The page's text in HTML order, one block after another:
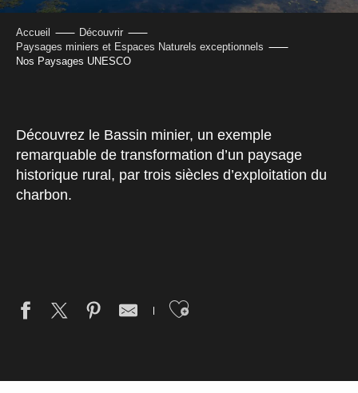
Accueil
Découvrir
Paysages miniers et Espaces Naturels exceptionnels
Nos Paysages UNESCO
Découvrez le Bassin minier, un exemple
remarquable de transformation d’un paysage
historique rural, par trois siècles d’exploitation du
charbon.
Ajouter aux